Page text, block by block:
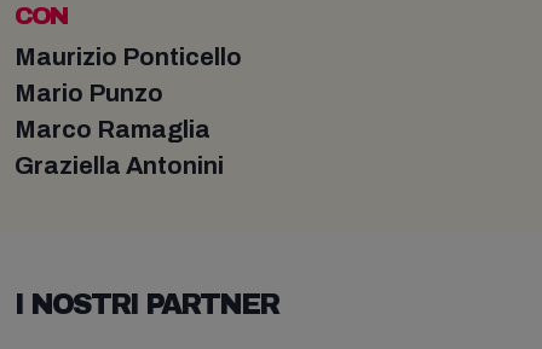
CON
Maurizio Ponticello
Mario Punzo
Marco Ramaglia
Graziella Antonini
I NOSTRI PARTNER